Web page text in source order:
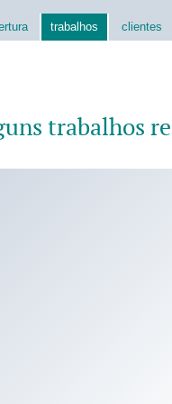
trabalhos clientes
trabalhos